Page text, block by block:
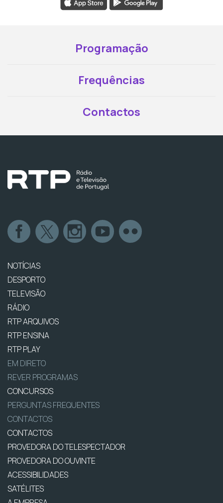
Programação
Frequências
Contactos
NOTÍCIAS
DESPORTO
TELEVISÃO
RÁDIO
RTP ARQUIVOS
RTP ENSINA
RTP PLAY
EM DIRETO
REVER PROGRAMAS
CONCURSOS
PERGUNTAS FREQUENTES
CONTACTOS
CONTACTOS
PROVEDORA DO TELESPECTADOR
PROVEDORA DO OUVINTE
ACESSIBILIDADES
SATÉLITES